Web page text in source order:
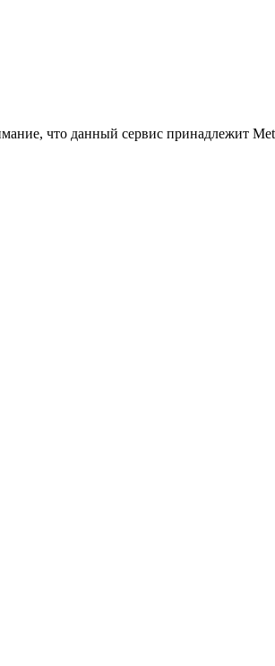
что данный сервис принадлежит